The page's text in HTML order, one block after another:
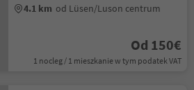
4.1 km od Lüsen/Luson centrum
Od 150€
1 nocleg / 1 mieszkanie w tym podatek VAT